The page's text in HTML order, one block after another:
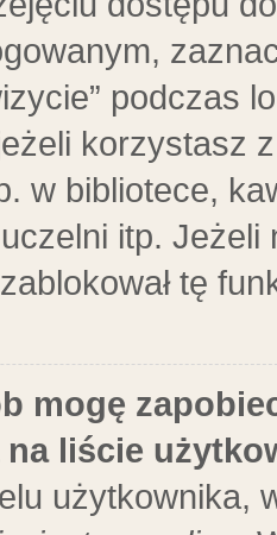
podczas
korzystasz
w bibliotece,
itp.
tę
mogę
liście
użytkownika,